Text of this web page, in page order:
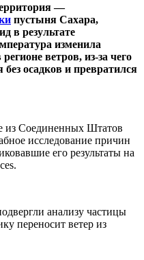
—
пустыня Сахара,
в результате
изменила
ветров, из-за чего
без осадков и превратился
из Соединенных Штатов
исследование причин
его результаты на
анализу частицы
переносит ветер из